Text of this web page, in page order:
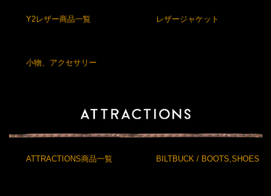
Y2レザー商品一覧 レザージャケット
小物、アクセサリー
ATTRACTIONS商品一覧 BILTBUCK / BOOTS,SHOES